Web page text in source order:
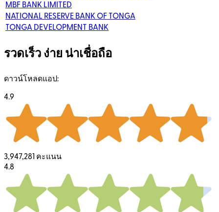
MBF BANK LIMITED
NATIONAL RESERVE BANK OF TONGA
TONGA DEVELOPMENT BANK
รวดเร็ว ง่าย น่าเชื่อถือ
ดาวน์โหลดแอป:
4.9
3,947,281 คะแนน
4.8